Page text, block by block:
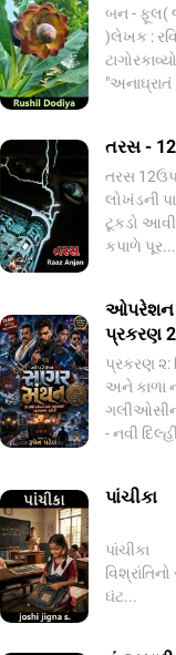
બન - ફૂલ(
)લેખક :
"અનાઘ્રાતં
તરસ - 12
તરસ
લોખંડની
ટૂકડો
કપાળે પૂર...
ઓપરેશન
પ્રકરણ 2
પ્રકરણ ૨:
અને કાળા
ગલીઓસીન
- નવી
પાંચીકા
પાંચીકા
ઘંટ...